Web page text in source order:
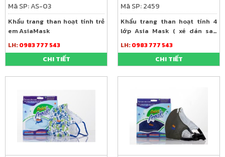
Mã SP: AS-03
Khẩu trang than hoạt tính trẻ
em AsiaMask
LH:0983 777 543
CHI TIẾT
Mã SP: 2459
Khẩu trang than hoạt tính 4
lớp Asia Mask ( xé dán sau
LH:0983 777 543
CHI TIẾT